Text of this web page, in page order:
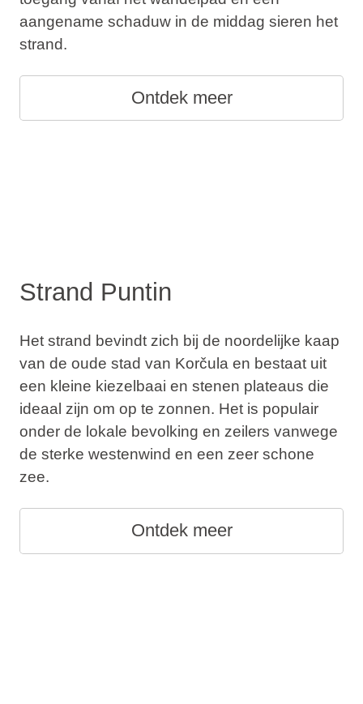
aangename schaduw in de middag sieren het
strand.
Ontdek meer
Strand Puntin
Het strand bevindt zich bij de noordelijke kaap
van de oude stad van Korčula en bestaat uit
een kleine kiezelbaai en stenen plateaus die
ideaal zijn om op te zonnen. Het is populair
onder de lokale bevolking en zeilers vanwege
de sterke westenwind en een zeer schone
zee.
Ontdek meer